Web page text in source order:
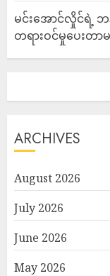
မင်းအောင်လှိုင်ရဲ့
တရားဝင်မှုပေးတ
ARCHIVES
August 2026
July 2026
June 2026
May 2026